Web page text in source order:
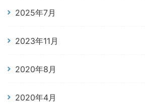
2025年7月
2023年11月
2020年8月
2020年4月